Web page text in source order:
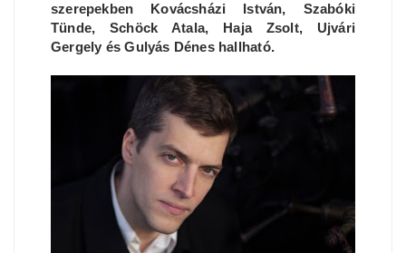
szerepekben Kovácsházi István, Szabóki
Tünde, Schöck Atala, Haja Zsolt, Ujvári
Gergely és Gulyás Dénes hallható.